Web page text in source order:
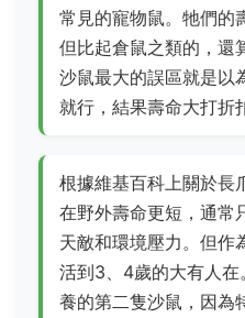
常見的寵物鼠。牠們的
但比起倉鼠之類的，還
沙鼠最大的誤區就是以
就行，結果壽命大打折
根據維基百科上關於長
在野外壽命更短，通常
天敵和環境壓力。但作
活到3、4歲的大有人
養的第二隻沙鼠，因為